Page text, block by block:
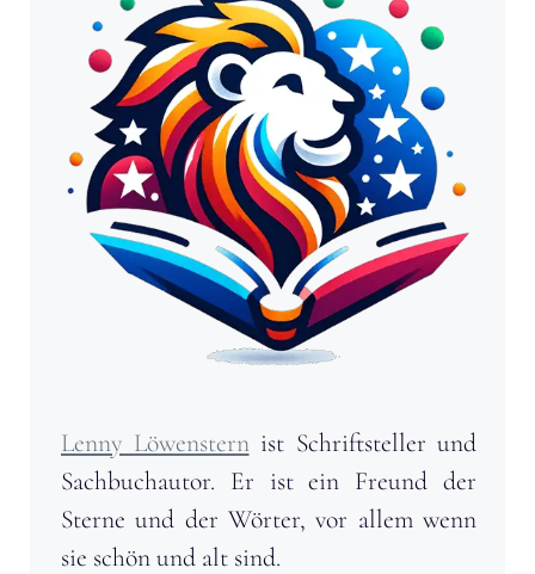
Lenny Löwensternist Schriftsteller und
Sachbuchautor. Er ist ein Freund der
Sterne und der Wörter, vor allem wenn
sie schön und alt sind.